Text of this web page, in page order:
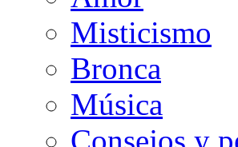
Misticismo
Bronca
Música